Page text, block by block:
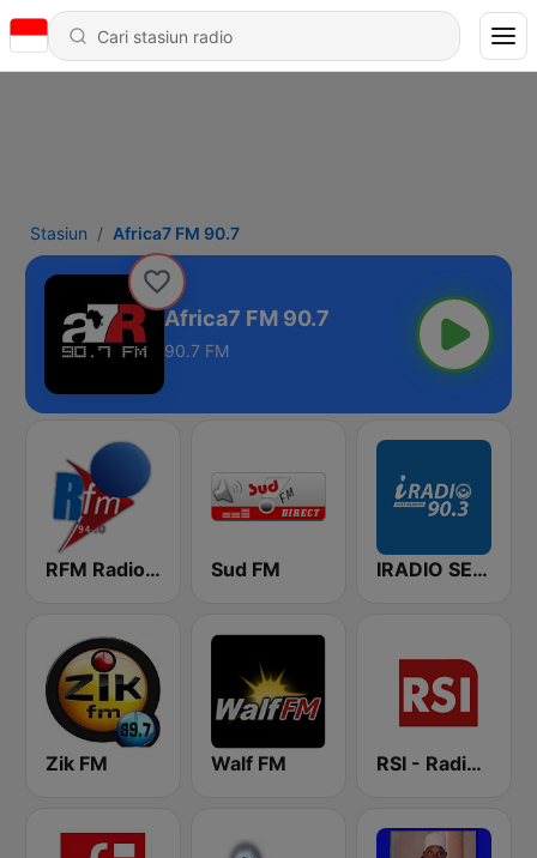
Stasiun Africa7 FM 90.7
Africa7 FM 90.7
90.7 FM
RFM Radio Futurs Medias 94.0 FM Sud FM IRADIO SENEGAL
Zik FM Walf FM RSI - Radio Sénégal Internationale